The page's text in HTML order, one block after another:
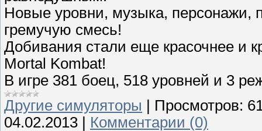
Новые уровни, музыка, персонажи,
гремучую смесь!
Добивания стали еще красочнее и
Mortal Kombat!
В игре 381 боец, 518 уровней и 3
Другие симуляторы | Просмотров:
04.02.2013 | Комментарии (0)